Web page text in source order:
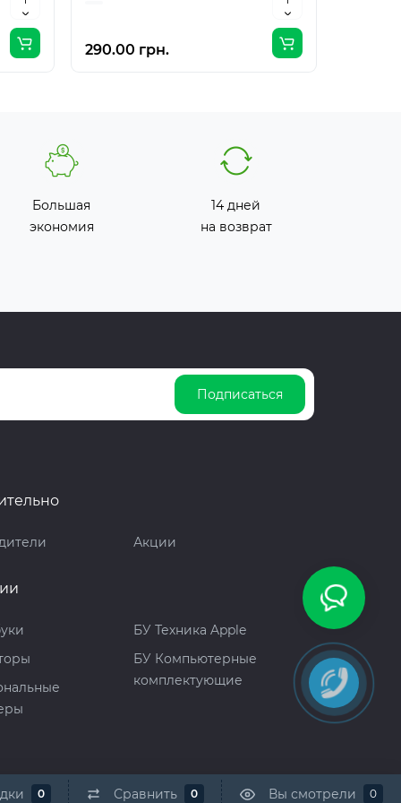
0 Сравнить 0 Вы смотрели 0
290.00 грн.
Большая
экономия
14 дней
на возврат
Подписаться
Акции
БУ Техника Apple
БУ Компьютерные
комплектующие